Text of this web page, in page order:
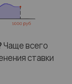
Чаще всего
ставки